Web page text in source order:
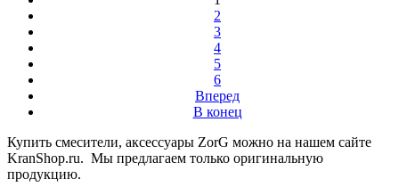
2
3
4
5
6
Вперед
В конец
Купить смесители, аксессуары ZorG можно на нашем сайте
KranShop.ru. Мы предлагаем только оригинальную
продукцию.